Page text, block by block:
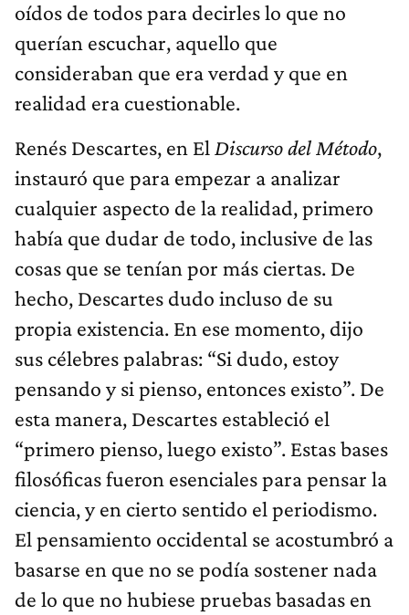
oídos de todos para decirles lo que no
querían escuchar, aquello que
consideraban que era verdad y que en
realidad era cuestionable.
Renés Descartes, en El Discurso del Método,
instauró que para empezar a analizar
cualquier aspecto de la realidad, primero
había que dudar de todo, inclusive de las
cosas que se tenían por más ciertas. De
hecho, Descartes dudo incluso de su
propia existencia. En ese momento, dijo
sus célebres palabras: “Si dudo, estoy
pensando y si pienso, entonces existo”. De
esta manera, Descartes estableció el
“primero pienso, luego existo”. Estas bases
filosóficas fueron esenciales para pensar la
ciencia, y en cierto sentido el periodismo.
El pensamiento occidental se acostumbró a
basarse en que no se podía sostener nada
de lo que no hubiese pruebas basadas en